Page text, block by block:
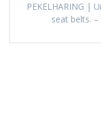
PEKELHARING |
seat belts.